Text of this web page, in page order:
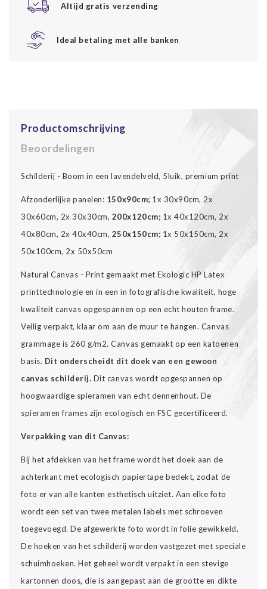
Altijd gratis verzending
Ideal betaling met alle banken
Productomschrijving
Beoordelingen
Schilderij - Boom in een lavendelveld, 5luik, premium print
Afzonderlijke panelen: 150x90cm; 1x 30x90cm, 2x
30x60cm, 2x 30x30cm, 200x120cm; 1x 40x120cm, 2x
40x80cm, 2x 40x40cm, 250x150cm; 1x 50x150cm, 2x
50x100cm, 2x 50x50cm
Natural Canvas - Print gemaakt met Ekologic HP Latex
printtechnologie en in een in fotografische kwaliteit, hoge
kwaliteit canvas opgespannen op een echt houten frame.
Veilig verpakt, klaar om aan de muur te hangen. Canvas
grammage is 260 g/m2. Canvas gemaakt op een katoenen
basis. Dit onderscheidt dit doek van een gewoon
canvas schilderij. Dit canvas wordt opgespannen op
hoogwaardige spieramen van echt dennenhout. De
spieramen frames zijn ecologisch en FSC gecertificeerd.
Verpakking van dit Canvas:
Bij het afdekken van het frame wordt het doek aan de
achterkant met ecologisch papiertape bedekt, zodat de
foto er van alle kanten esthetisch uitziet. Aan elke foto
wordt een set van twee metalen labels met schroeven
toegevoegd. De afgewerkte foto wordt in folie gewikkeld.
De hoeken van het schilderij worden vastgezet met speciale
schuimhoeken. Het geheel wordt verpakt in een stevige
kartonnen doos, die is aangepast aan de grootte en dikte